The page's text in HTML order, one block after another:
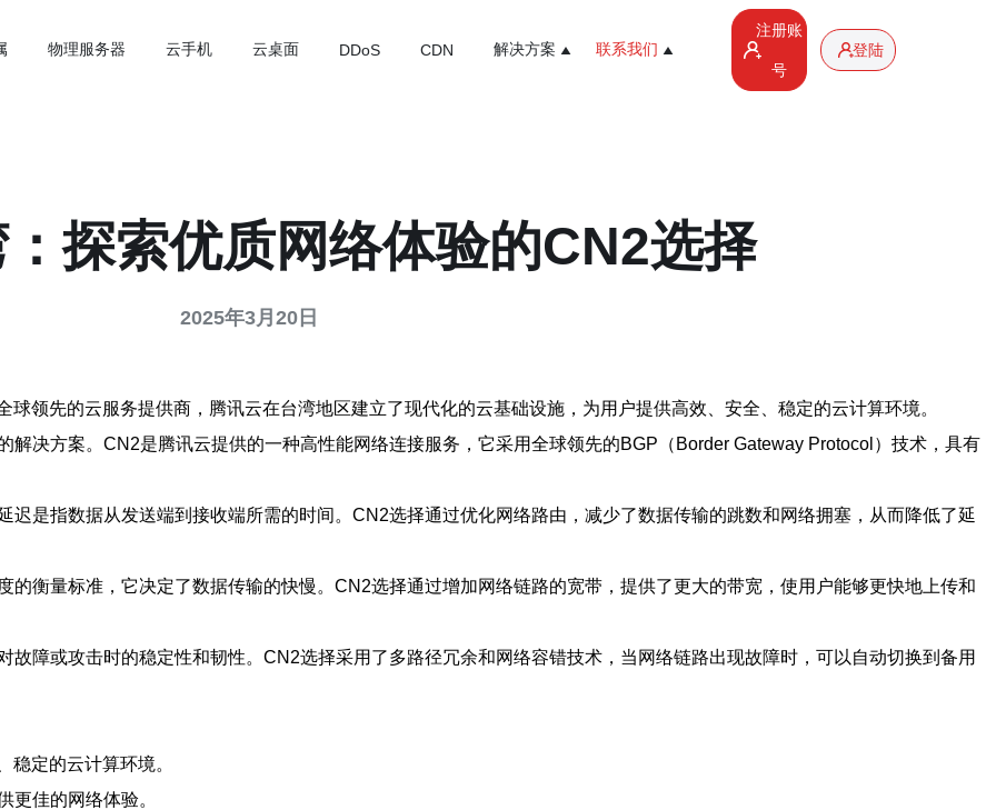
物理服务器 云手机 云桌面 DDoS CDN 解决方案 联系我们
注册账
号
登陆
探索优质网络体验的CN2选择
2025年3月20日
领先的云服务提供商，腾讯云在台湾地区建立了现代化的云基础设施，为用户提供高效、安全、稳定的云计算环境。
决方案。CN2是腾讯云提供的一种高性能网络连接服务，它采用全球领先的BGP（Border Gateway Protocol）技术，具有
是指数据从发送端到接收端所需的时间。CN2选择通过优化网络路由，减少了数据传输的跳数和网络拥塞，从而降低了延
衡量标准，它决定了数据传输的快慢。CN2选择通过增加网络链路的宽带，提供了更大的带宽，使用户能够更快地上传和
障或攻击时的稳定性和韧性。CN2选择采用了多路径冗余和网络容错技术，当网络链路出现故障时，可以自动切换到备用
定的云计算环境。
更佳的网络体验。